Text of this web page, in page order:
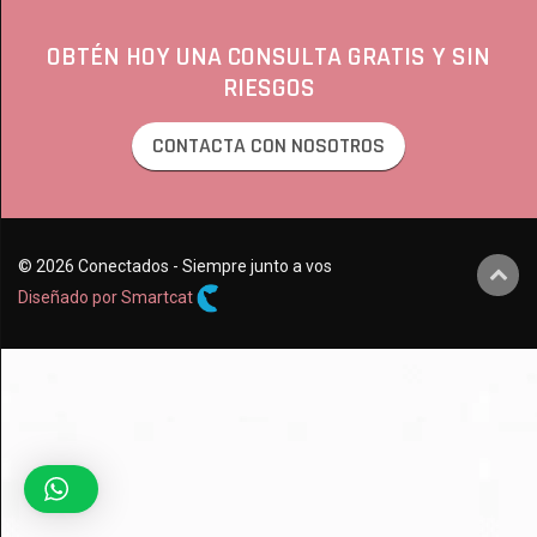
OBTÉN HOY UNA CONSULTA GRATIS Y SIN
RIESGOS
CONTACTA CON NOSOTROS
© 2026 Conectados - Siempre junto a vos
Diseñado por Smartcat